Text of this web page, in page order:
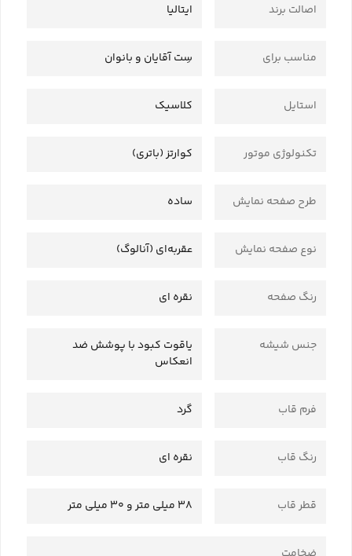
اصالت برند ایتالیا
مناسب برای سِت آقایان و بانوان
استایل کلاسیک
تکنولوژی موتور کوارتز (باتری)
طرح صفحه نمایش ساده
نوع صفحه نمایش عقربه‌ای (آنالوگ)
رنگ صفحه نقره ای
جنس شیشه
یاقوت کبود با پوشش ضد
انعکاس
فرم قاب گرد
رنگ قاب نقره ای
قطر قاب 38 میلی متر و 30 میلی متر